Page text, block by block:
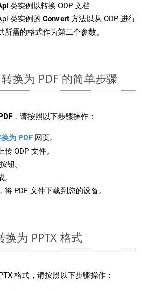
类实例以转换 ODP 文档
类实例的 Convert 方法以从 ODP 进行
所需的格式作为第二个参数。
换为 PDF 的简单步骤
，请按照以下步骤操作：
为 PDF 网页。
ODP 文件。
按钮。
将 PDF 文件下载到您的设备。
为 PPTX 格式
格式，请按照以下步骤操作：